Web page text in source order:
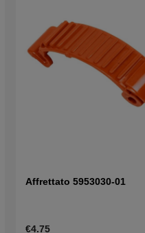
Affrettato 5953030-01
€4.75